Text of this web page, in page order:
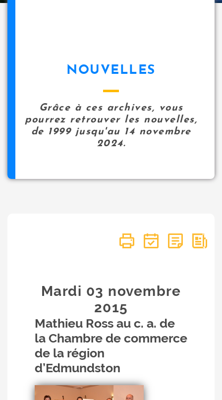
NOUVELLES
Grâce à ces archives, vous
pourrez retrouver les nouvelles,
de 1999 jusqu'au 14 novembre
2024.
Mardi 03 novembre
2015
Mathieu Ross au c. a. de
la Chambre de commerce
de la région
d’Edmundston